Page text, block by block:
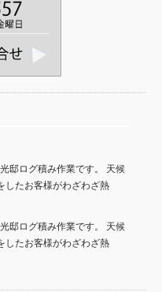
邸ログ積み作業です。 天候
したお客様がわざわざ熱
邸ログ積み作業です。 天候
したお客様がわざわざ熱